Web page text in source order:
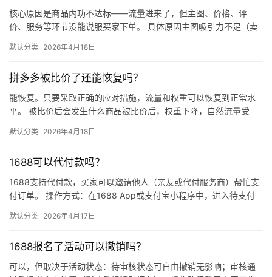
核心原因是商品内功不达标——流量进来了，但主图、价格、评
价、服务等环节没能说服买家下单。 具体原因主图吸引力不足（卖
评少、…
默认分类 2026年4月18日
拼多多被比价了还能恢复吗？
能恢复。只要采取正确的应对措施，流量和权重可以恢复到正常水
平。 被比价后会发生什么商品被比价后，权重下降，自然流量受
网价格…
默认分类 2026年4月18日
1688可以代付款吗？
1688支持代付款，买家可以邀请他人（亲友或代付服务商）帮忙支
付订单。 操作方式：在1688 App或支付宝小程序中，进入待支付
默认分类 2026年4月17日
1688报名了活动可以撤销吗？
可以，但取决于活动状态：待审核状态可自由撤销无影响；审核通